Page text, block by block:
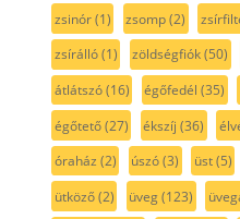
zsinór(1) zsomp(2)
zsírálló(1) zöldségfiók(50)
átlátszó(16) égőfedél (35)
égőtető(27) ékszíj (36)
óraház (2) úszó(3) üst(5)
ütköző(2) üveg(123)